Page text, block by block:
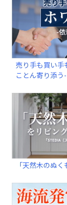
売り手も買い手
ことん寄り添う-
「天然木のぬ